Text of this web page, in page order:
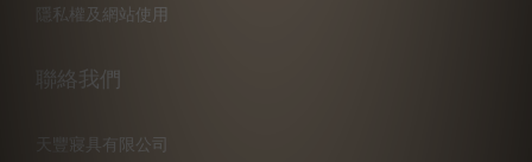
隱私權及網站使用
聯絡我們
天豐寢具有限公司